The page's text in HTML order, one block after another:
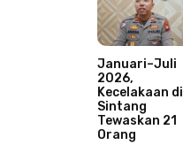
Januari–Juli
2026,
Kecelakaan di
Sintang
Tewaskan 21
Orang